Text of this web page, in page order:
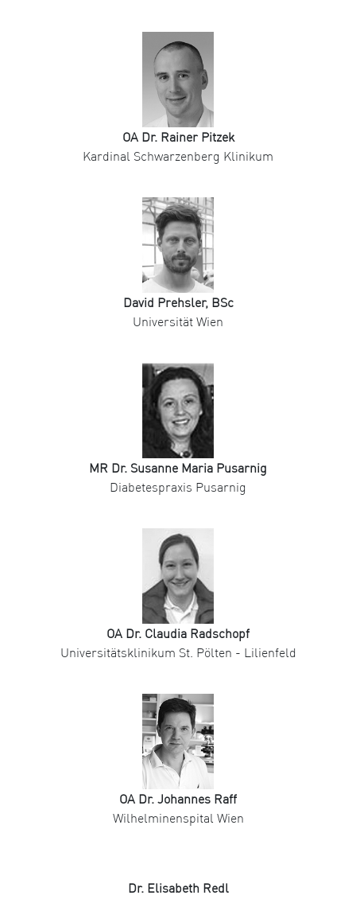
OA Dr. Rainer Pitzek
Kardinal Schwarzenberg Klinikum
David Prehsler, BSc
Universität Wien
MR Dr. Susanne Maria Pusarnig
Diabetespraxis Pusarnig
OA Dr. Claudia Radschopf
Universitätsklinikum St. Pölten - Lilienfeld
OA Dr. Johannes Raff
Wilhelminenspital Wien
Dr. Elisabeth Redl